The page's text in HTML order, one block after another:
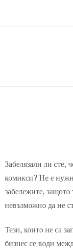
Забелязали ли сте,
комикси? Не е
забележите,
невъзможно да не
Тези, които не са
бизнес се води